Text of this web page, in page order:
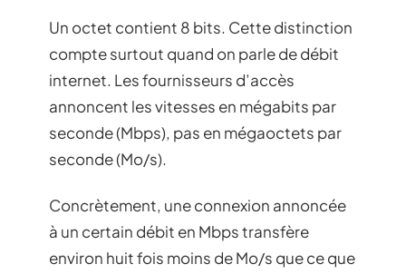
Un octet contient 8 bits. Cette distinction
compte surtout quand on parle de débit
internet. Les fournisseurs d’accès
annoncent les vitesses en mégabits par
seconde (Mbps), pas en mégaoctets par
seconde (Mo/s).
Concrètement, une connexion annoncée
à un certain débit en Mbps transfère
environ huit fois moins de Mo/s que ce que